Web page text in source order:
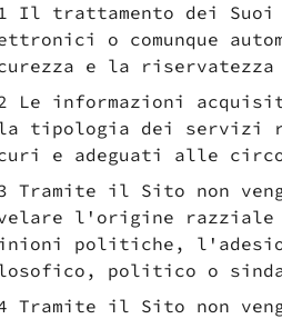
Il trattamento dei
o comunque
e la riservatezza
Le informazioni
tipologia dei servizi
e adeguati alle
Tramite il Sito non
l'origine razziale
politiche,
politico o
Tramite il Sito non